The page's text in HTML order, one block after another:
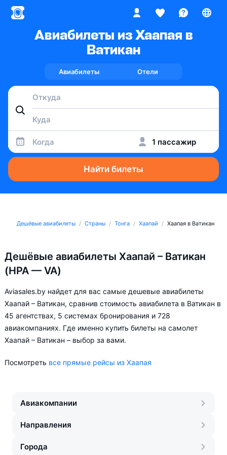
Авиабилеты из Хаапая в
Ватикан
Авиабилеты Отели
Когда 1 пассажир
Найти билеты
Дешёвые авиабилеты Страны Тонга Хаапай Хаапая в Ватикан
Дешёвые авиабилеты Хаапай – Ватикан
(HPA — VA)
Aviasales.by найдет для вас самые дешевые авиабилеты
Хаапай – Ватикан, сравнив стоимость авиабилета в Ватикан в
45 агентствах, 5 системах бронирования и 728
авиакомпаниях. Где именно купить билеты на самолет
Хаапай – Ватикан – выбор за вами.
Посмотреть все прямые рейсы из Хаапая
Авиакомпании
Направления
Города